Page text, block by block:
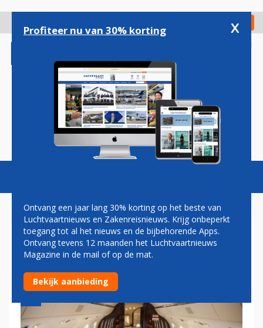
gaan
Check in
Magazine Podcasts Vacatures
VLIEGBELASTING ZAKENJETS
GAAT HARD OMHOOG
Profiteer nu van 30% korting x
Ontvang een jaar lang 30% korting op het beste van
Luchtvaartnieuws en Zakenreisnieuws. Krijg onbeperkt
toegang tot al het nieuws en de bijbehorende Apps.
Ontvang tevens 12 maanden het Luchtvaartnieuws
Magazine in de mail of op de mat.
Bekijk aanbieding